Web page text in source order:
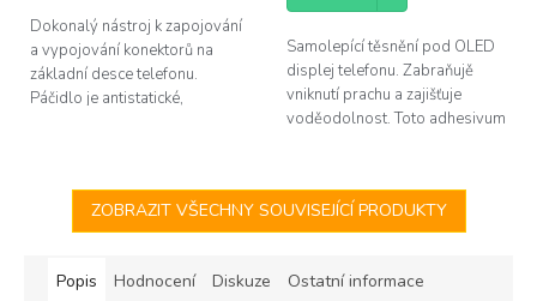
hvězdiček.
Dokonalý nástroj k zapojování
a vypojování konektorů na
základní desce telefonu.
Páčidlo je antistatické,
Samolepící těsnění pod OLED
displej telefonu. Zabraňujě
vniknutí prachu a zajišťuje
voděodolnost. Toto adhesivum
Apple...
ZOBRAZIT VŠECHNY SOUVISEJÍCÍ PRODUKTY
Popis Hodnocení Diskuze Ostatní informace